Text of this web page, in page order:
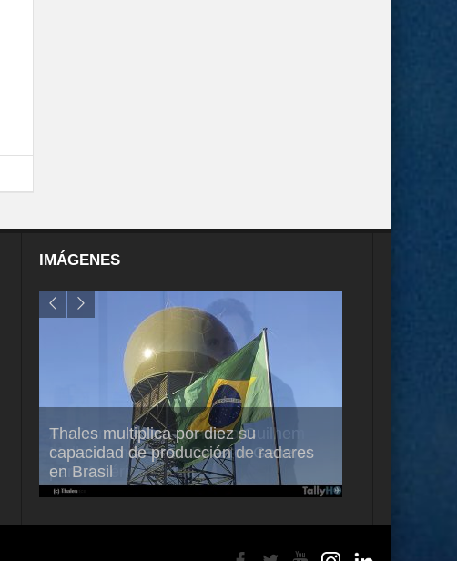
IMÁGENES
Thales multiplica por diez su
capacidad de producción de radares
en Brasil